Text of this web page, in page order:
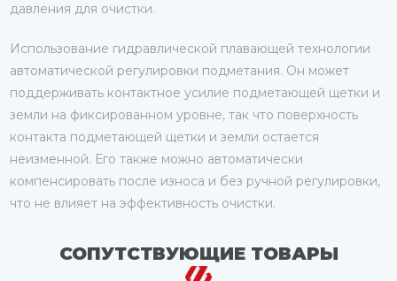
давления для очистки.
Использование гидравлической плавающей технологии
автоматической регулировки подметания. Он может
поддерживать контактное усилие подметающей щетки и
земли на фиксированном уровне, так что поверхность
контакта подметающей щетки и земли остается
неизменной. Его также можно автоматически
компенсировать после износа и без ручной регулировки,
что не влияет на эффективность очистки.
СОПУТСТВУЮЩИЕ ТОВАРЫ